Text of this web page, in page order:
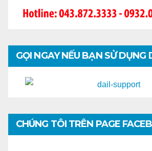
GỌI NGAY NẾU BẠN SỬ DỤNG
CHÚNG TÔI TRÊN PAGE